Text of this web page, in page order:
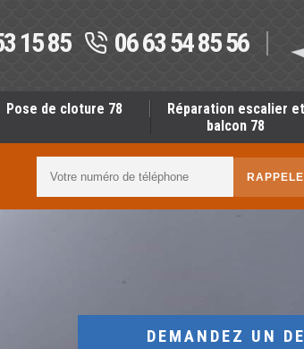
15 85 06 63 54 85 56
Pose de cloture 78
Réparation escalier et
balcon 78
DEMANDEZ UN